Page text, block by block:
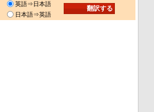
英語⇒日本語
日本語⇒英語